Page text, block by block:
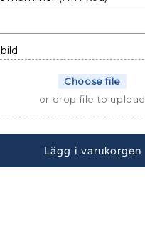
Jeanneau
51
Choose file
or drop file to upload
Lägg i varukorgen